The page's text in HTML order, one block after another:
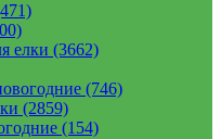
елки (3662)
(746)
(2859)
(154)